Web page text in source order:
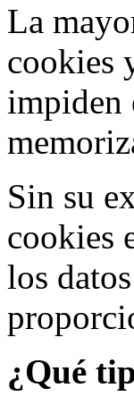
La
cookies
impiden
Sin su
cookies
los
¿Qué